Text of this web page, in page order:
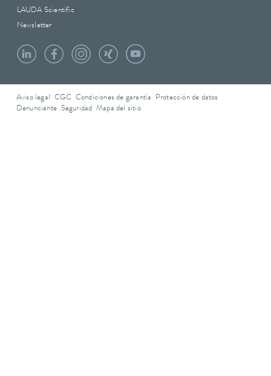
LAUDA Scientific
Newsletter
Aviso legal CGC Condiciones de garantía
Protección de datos
Denunciante Seguridad Mapa del sitio